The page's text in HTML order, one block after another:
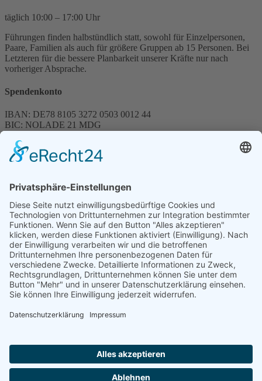
täglich 10:00 – 17:00 Uhr
Führungen finden halbstündlich statt, sowohl für Einzelpersonen,
Paare, Familien als auch für größere Gruppen ab 15 Personen. Bei
Letzteren für die bessere Planbarkeit unserer Kräfte nur nach
vorheriger Absprache.
Spendenkonto
IBAN: DE78 8105 3272 0503 0012 44
BIC: NOLADE 21 MDG
Spenden können steuerlich abgesetzt werden
Förderung
© 1987 – 2025
Storchenhof Loburg e.V.
Alle Rechte vorbehalten.
Cookie-Einstellungen
Navigation überspringen
Impressum
Haftungsausschluss
Facebook